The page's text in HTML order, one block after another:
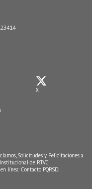
X
Solicitudes y Felicitaciones a
de RTVC
línea: Contacto PQRSD.